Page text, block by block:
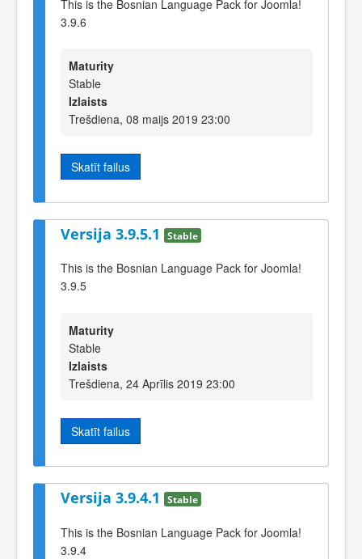
This is the Bosnian Language Pack for Joomla!
3.9.6
Maturity
Stable
Izlaists
Trešdiena, 08 maijs 2019 23:00
Skatīt failus
Versija 3.9.5.1 Stable
This is the Bosnian Language Pack for Joomla!
3.9.5
Maturity
Stable
Izlaists
Trešdiena, 24 Aprīlis 2019 23:00
Skatīt failus
Versija 3.9.4.1 Stable
This is the Bosnian Language Pack for Joomla!
3.9.4